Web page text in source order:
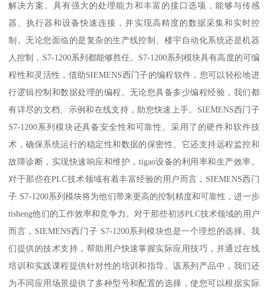
解决方案。具有强大的处理能力和丰富的接口选项，能够与传感
器、执行器和设备快速连接，并实现高精度的数据采集和实时控
制。无论您面临的是复杂的生产线控制、楼宇自动化系统还是机器
人控制，S7-1200系列都能够胜任。S7-1200系列模块具有高度的可编
程性和灵活性，借助SIEMENS西门子的编程软件，您可以轻松地进
行逻辑控制和数据处理的编程。无论您具备多少编程经验，我们都
有详尽的文档、示例和在线支持，助您快速上手。SIEMENS西门子
S7-1200系列模块还具备安全性和可靠性。采用了的硬件和软件技
术，确保系统运行的稳定性和数据的保密性。它还支持远程监控和
故障诊断，实现快速响应和维护，tigao设备的利用率和生产效率。
对于那些在PLC技术领域有着丰富经验的用户而言，SIEMENS西门
子 S7-1200系列模块将为他们带来更高的控制精度和可靠性，进一步
tisheng他们的工作效率和竞争力。对于那些初涉PLC技术领域的用户
而言，SIEMENS西门子 S7-1200系列模块也是一个理想的选择。我
们提供的技术支持，帮助用户快速掌握实际应用技巧，并通过在线
培训和实践课程提供针对性的培训和指导。该系列产品中，我们还
为不同应用场景提供了多种型号和配置的选择，使您可以根据实际